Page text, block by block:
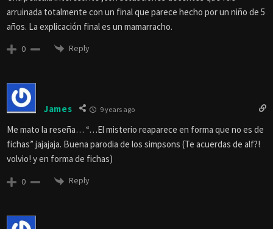
arruinada totalmente con un final que parece hecho por un niño de 5
años. La explicación final es un mamarracho.
0 Reply
James 9 years ago
Me mato la reseña… “…El misterio reaparece en forma que no es de
fichas” jajajaja. Buena parodia de los simpsons (Te acuerdas de alf?!
volvio! y en forma de fichas)
0 Reply